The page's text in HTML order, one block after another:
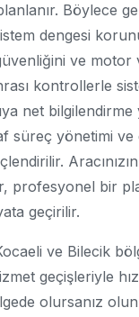
Böylece
dengesi
ve motor
kontrollerle
net bilgilendirme
süreç yönetimi
profesyonel bir
geçirilir.
ve Bilecik
geçişleriyle
olursanız